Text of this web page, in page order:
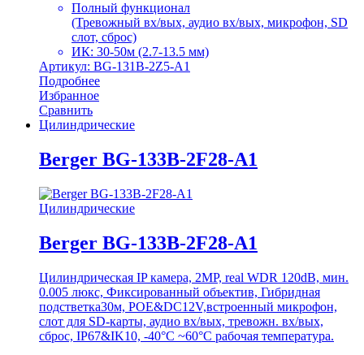
Полный функционал
(Тревожный вх/вых, аудио вх/вых, микрофон, SD
слот, сброс)
ИК: 30-50м (2.7-13.5 мм)
Артикул: BG-131B-2Z5-A1
Подробнее
Избранное
Сравнить
Цилиндрические
Berger BG-133B-2F28-A1
Цилиндрические
Berger BG-133B-2F28-A1
Цилиндрическая IP камера, 2MP, real WDR 120dB, мин.
0.005 люкс, Фиксированный объектив, Гибридная
подстветка30м, POE&DC12V,встроенный микрофон,
слот для SD-карты, аудио вх/вых, тревожн. вх/вых,
сброс, IP67&IK10, -40°C ~60°C рабочая температура.